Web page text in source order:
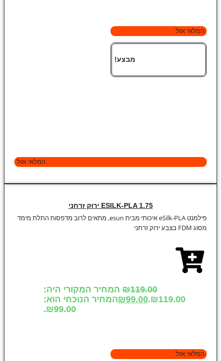
המלאי אזל
מבצע!
המלאי אזל
ESILK-PLA 1.75 ירוק זרחני
פילמנט eSilk-PLA איכותי מבית esun, מתאים לרוב מדפסות התלת מימד
מסוג FDM בצבע ירוק זרחני
₪119.00
המחיר המקורי היה:
₪119.00.
₪99.00
המחיר הנוכחי הוא:
₪99.00.
המלאי אזל